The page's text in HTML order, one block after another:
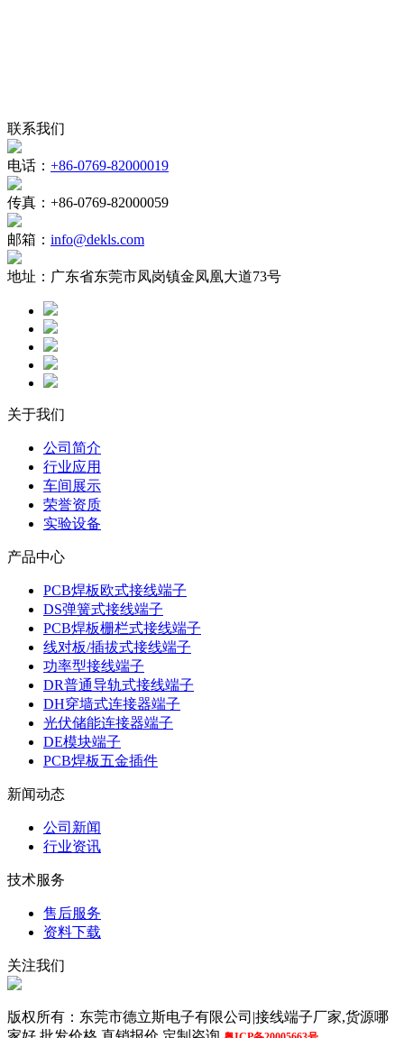
联系我们
电话： +86-0769-82000019
传真： +86-0769-82000059
邮箱： info@dekls.com
地址： 广东省东莞市凤岗镇金凤凰大道73号
关于我们
公司简介
行业应用
车间展示
荣誉资质
实验设备
产品中心
PCB焊板欧式接线端子
DS弹簧式接线端子
PCB焊板栅栏式接线端子
线对板/插拔式接线端子
功率型接线端子
DR普通导轨式接线端子
DH穿墙式连接器端子
光伏储能连接器端子
DE模块端子
PCB焊板五金插件
新闻动态
公司新闻
行业资讯
技术服务
售后服务
资料下载
关注我们
版权所有：东莞市德立斯电子有限公司|接线端子厂家,货源哪